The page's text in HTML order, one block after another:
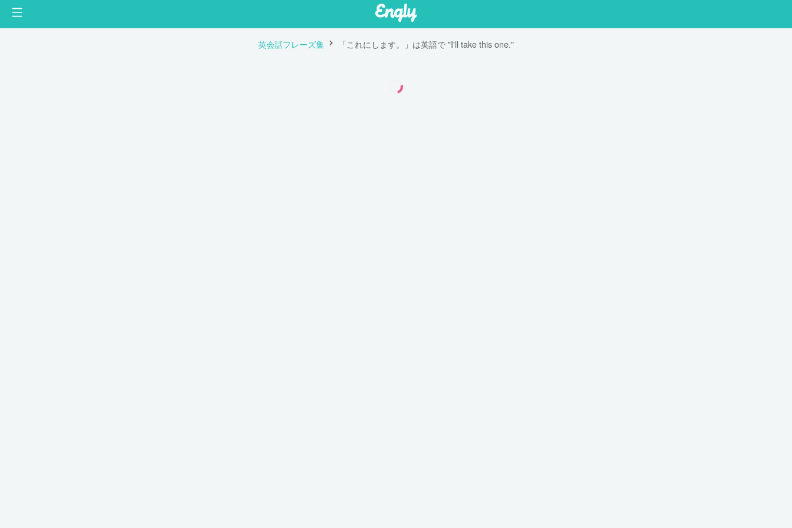
英会話フレーズ集 「これにします。」は英語で "I'll take this one."